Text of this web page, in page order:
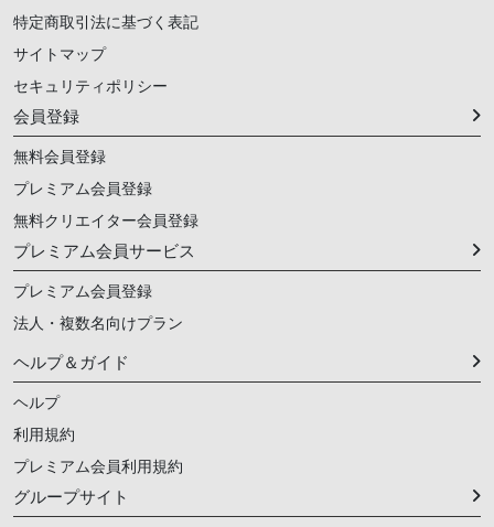
特定商取引法に基づく表記
サイトマップ
セキュリティポリシー
会員登録
無料会員登録
プレミアム会員登録
無料クリエイター会員登録
プレミアム会員サービス
プレミアム会員登録
法人・複数名向けプラン
ヘルプ＆ガイド
ヘルプ
利用規約
プレミアム会員利用規約
グループサイト